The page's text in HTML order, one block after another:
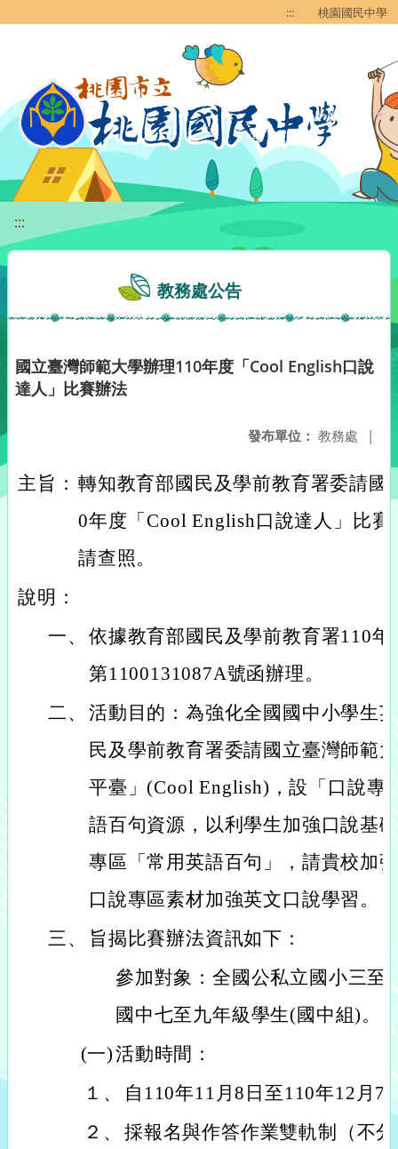
::: 桃園國民中學
:::
教務處公告
國立臺灣師範大學辦理110年度「Cool English口說
達人」比賽辦法
發布單位： 教務處 |
主旨： 轉知教育部國民及學前教育署委請國
0年度「Cool English口說達人」比
請查照。
說明：
一、 依據教育部國民及學前教育署110
第1100131087A號函辦理。
二、 活動目的：為強化全國國中小學生
民及學前教育署委請國立臺灣師範
平臺」(Cool English)，設「口說專
語百句資源，以利學生加強口說基
專區「常用英語百句」，請貴校加
口說專區素材加強英文口說學習。
三、
旨揭比賽辦法資訊如下：
參加對象：全國公私立國小三至
國中七至九年級學生(國中組)。
(一)活動時間：
１、
自110年11月8日至110年12月7
２、 採報名與作答作業雙軌制（不